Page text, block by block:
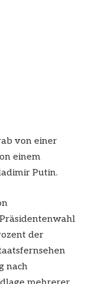
von einer
einem
Putin.
der
nach